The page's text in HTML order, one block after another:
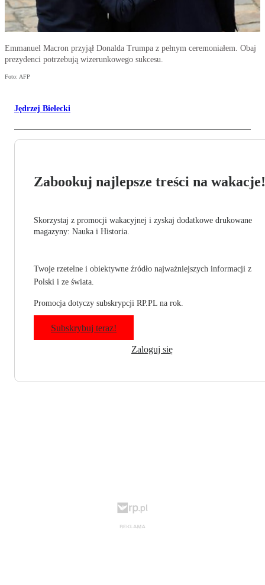
Emmanuel Macron przyjął Donalda Trumpa z pełnym ceremoniałem. Obaj
prezydenci potrzebują wizerunkowego sukcesu.
Foto: AFP
Jędrzej Bielecki
Zabookuj najlepsze treści na wakacje!
Skorzystaj z promocji wakacyjnej i zyskaj dodatkowe drukowane
magazyny: Nauka i Historia.
Twoje rzetelne i obiektywne źródło najważniejszych informacji z
Polski i ze świata.
Promocja dotyczy subskrypcji RP.PL na rok.
Subskrybuj teraz!
Zaloguj się